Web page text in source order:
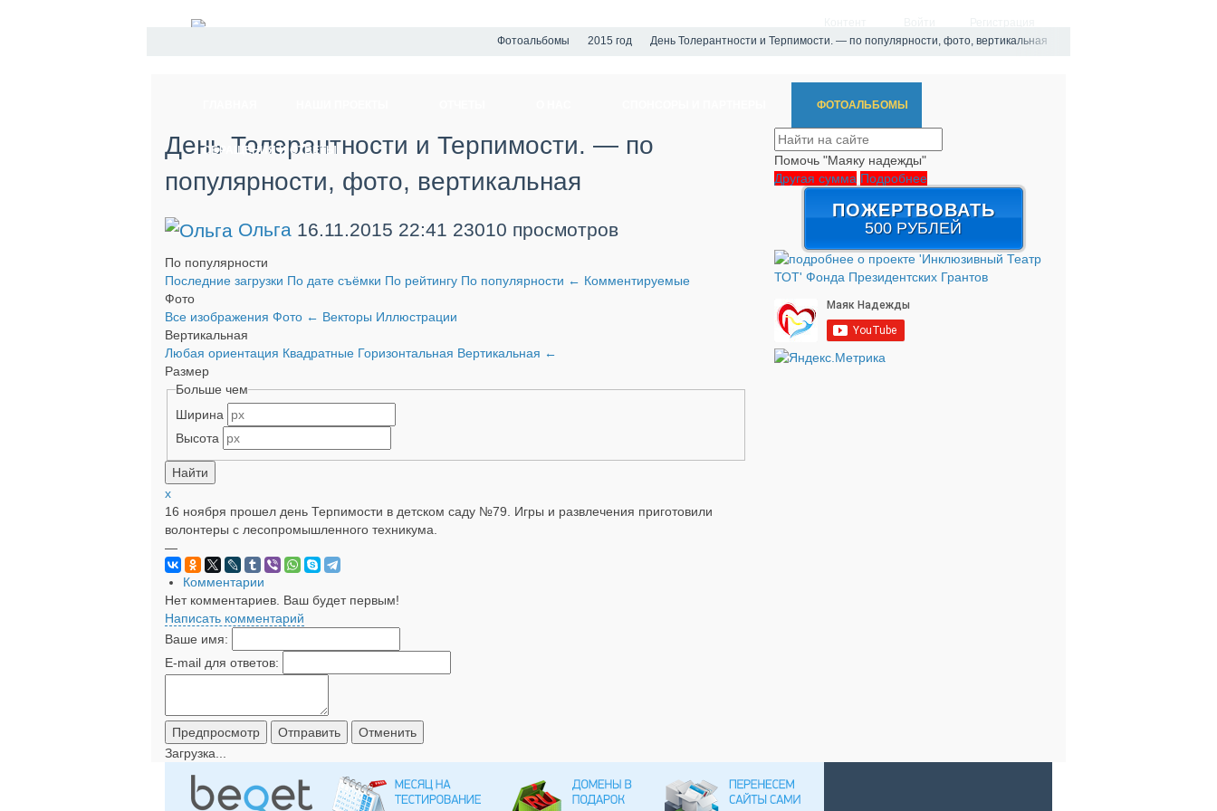
ФОТОАЛЬБОМЫ
ОБРАЩЕНИЯ И ОТВЕТЫ
Фотоальбомы 2015 год День Толерантности и Терпимости. — по популярности, фото, вертикальная
День Толерантности и Терпимости. — по
популярности, фото, вертикальная
Ольга 16.11.2015 22:41 23010 просмотров
По популярности
Последние загрузки По дате съёмки По рейтингу По популярности ← Комментируемые
Фото
Все изображения Фото ← Векторы Иллюстрации
Вертикальная
Любая ориентация Квадратные Горизонтальная Вертикальная ←
Размер
Больше чем
Ширина
Высота
x
16 ноября прошел день Терпимости в детском саду №79. Игры и развлечения приготовили
волонтеры с лесопромышленного техникума.
—
Комментарии
Нет комментариев. Ваш будет первым!
Написать комментарий
Ваше имя:
E-mail для ответов:
Загрузка...
Помочь "Маяку надежды"
Другая сумма Подробнее
ПОЖЕРТВОВАТЬ
500 РУБЛЕЙ